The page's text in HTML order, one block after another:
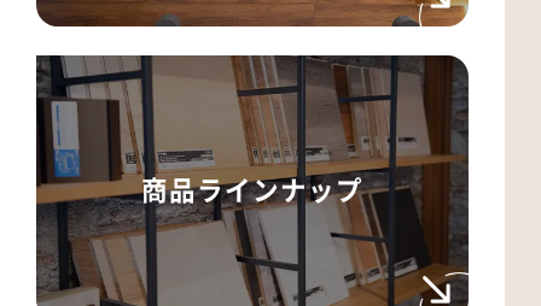
商品ラインナップ